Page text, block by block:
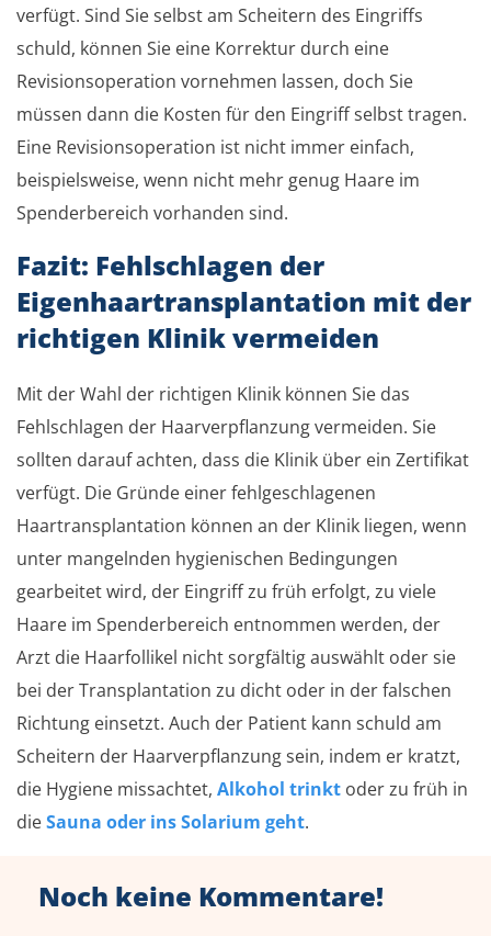
verfügt. Sind Sie selbst am Scheitern des Eingriffs
schuld, können Sie eine Korrektur durch eine
Revisionsoperation vornehmen lassen, doch Sie
müssen dann die Kosten für den Eingriff selbst tragen.
Eine Revisionsoperation ist nicht immer einfach,
beispielsweise, wenn nicht mehr genug Haare im
Spenderbereich vorhanden sind.
Fazit: Fehlschlagen der
Eigenhaartransplantation mit der
richtigen Klinik vermeiden
Mit der Wahl der richtigen Klinik können Sie das
Fehlschlagen der Haarverpflanzung vermeiden. Sie
sollten darauf achten, dass die Klinik über ein Zertifikat
verfügt. Die Gründe einer fehlgeschlagenen
Haartransplantation können an der Klinik liegen, wenn
unter mangelnden hygienischen Bedingungen
gearbeitet wird, der Eingriff zu früh erfolgt, zu viele
Haare im Spenderbereich entnommen werden, der
Arzt die Haarfollikel nicht sorgfältig auswählt oder sie
bei der Transplantation zu dicht oder in der falschen
Richtung einsetzt. Auch der Patient kann schuld am
Scheitern der Haarverpflanzung sein, indem er kratzt,
die Hygiene missachtet, Alkohol trinkt oder zu früh in
dieSauna oder ins Solarium geht.
Noch keine Kommentare!